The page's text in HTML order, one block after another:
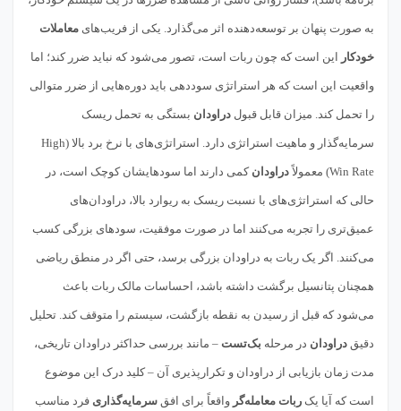
به صورت پنهان بر توسعه‌دهنده اثر می‌گذارد. یکی از فریب‌های معاملات
خودکار این است که چون ربات است، تصور می‌شود که نباید ضرر کند؛ اما
واقعیت این است که هر استراتژی سوددهی باید دوره‌هایی از ضرر متوالی
را تحمل کند. میزان قابل قبول دراودان بستگی به تحمل ریسک
سرمایه‌گذار و ماهیت استراتژی دارد. استراتژی‌های با نرخ برد بالا (High
Win Rate) معمولاً دراودان کمی دارند اما سودهایشان کوچک است، در
حالی که استراتژی‌های با نسبت ریسک به ریوارد بالا، دراودان‌های
عمیق‌تری را تجربه می‌کنند اما در صورت موفقیت، سودهای بزرگی کسب
می‌کنند. اگر یک ربات به دراودان بزرگی برسد، حتی اگر در منطق ریاضی
همچنان پتانسیل برگشت داشته باشد، احساسات مالک ربات باعث
می‌شود که قبل از رسیدن به نقطه بازگشت، سیستم را متوقف کند. تحلیل
دقیق دراودان در مرحله بک‌تست – مانند بررسی حداکثر دراودان تاریخی،
مدت زمان بازیابی از دراودان و تکرارپذیری آن – کلید درک این موضوع
است که آیا یک ربات معامله‌گر واقعاً برای افق سرمایه‌گذاری فرد مناسب